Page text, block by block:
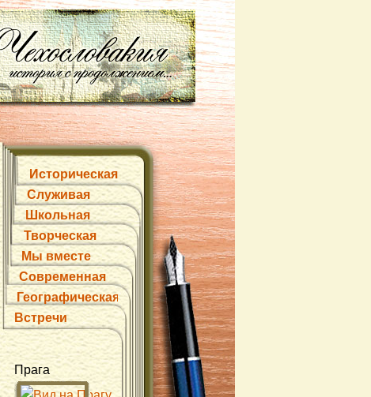
Историческая
Служивая
Школьная
Творческая
Мы вместе
Современная
Географическая
Встречи
Прага